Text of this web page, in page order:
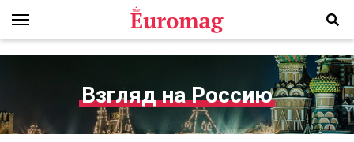
Взгляд на Россию